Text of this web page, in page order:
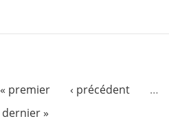
« premier ‹ précédent …
dernier »